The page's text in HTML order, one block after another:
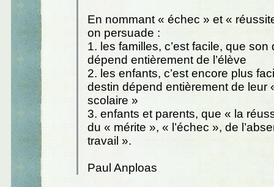
En nommant « échec » et «
on persuade :
1. les familles, c’est facile, que
dépend entièrement de l’élève
2. les enfants, c’est encore plus
destin dépend entièrement de leur
scolaire »
3. enfants et parents, que « la
du « mérite », « l’échec », de
travail ».
Paul Anploas